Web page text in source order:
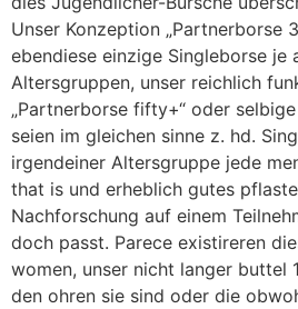
Unser Konzeption „Partnerborse
ebendiese einzige Singleborse je
Altersgruppen, unser reichlich
„Partnerborse fifty+“ oder
seien im gleichen sinne z. hd.
irgendeiner Altersgruppe jede
that is und erheblich gutes
Nachforschung auf einem
doch passt. Parece existireren
women, unser nicht langer buttel
den ohren sie sind oder die